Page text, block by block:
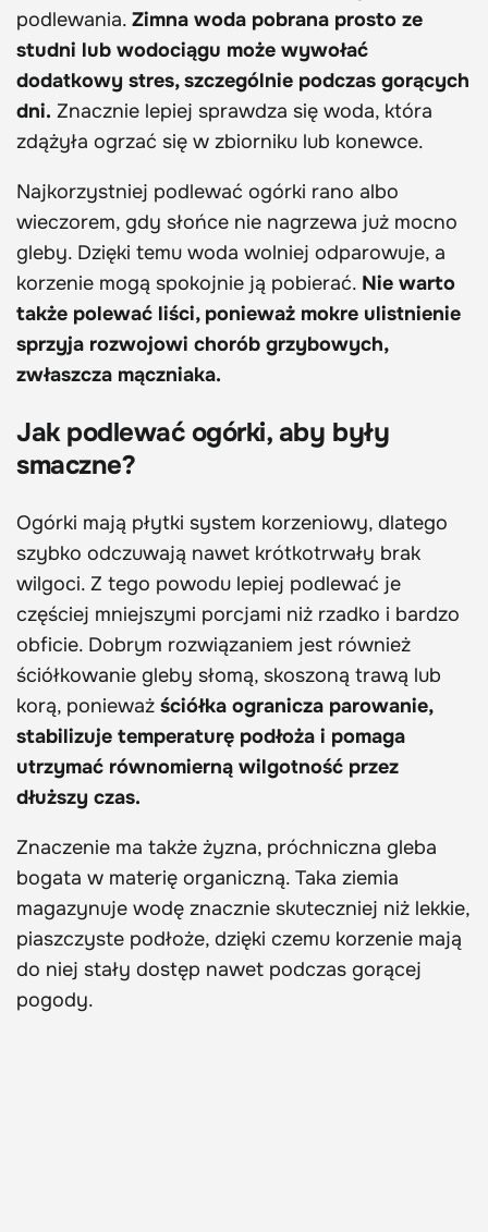
podlewania. Zimna woda pobrana prosto ze
studni lub wodociągu może wywołać
dodatkowy stres, szczególnie podczas gorących
dni. Znacznie lepiej sprawdza się woda, która
zdążyła ogrzać się w zbiorniku lub konewce.
Najkorzystniej podlewać ogórki rano albo
wieczorem, gdy słońce nie nagrzewa już mocno
gleby. Dzięki temu woda wolniej odparowuje, a
korzenie mogą spokojnie ją pobierać. Nie warto
także polewać liści, ponieważ mokre ulistnienie
sprzyja rozwojowi chorób grzybowych,
zwłaszcza mączniaka.
Jak podlewać ogórki, aby były
smaczne?
Ogórki mają płytki system korzeniowy, dlatego
szybko odczuwają nawet krótkotrwały brak
wilgoci. Z tego powodu lepiej podlewać je
częściej mniejszymi porcjami niż rzadko i bardzo
obficie. Dobrym rozwiązaniem jest również
ściółkowanie gleby słomą, skoszoną trawą lub
korą, ponieważ ściółka ogranicza parowanie,
stabilizuje temperaturę podłoża i pomaga
utrzymać równomierną wilgotność przez
dłuższy czas.
Znaczenie ma także żyzna, próchniczna gleba
bogata w materię organiczną. Taka ziemia
magazynuje wodę znacznie skuteczniej niż lekkie,
piaszczyste podłoże, dzięki czemu korzenie mają
do niej stały dostęp nawet podczas gorącej
pogody.